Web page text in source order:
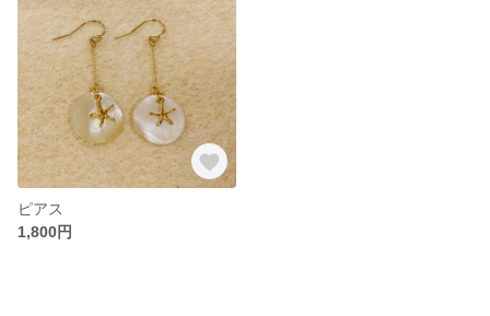
ピアス
1,800円